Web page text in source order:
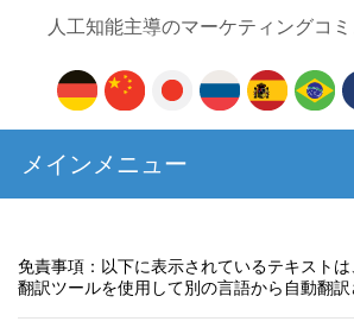
人工知能主導のマーケティングコ
メインメニュー
免責事項：以下に表示されているテキスト
翻訳ツールを使用して別の言語から自動翻訳